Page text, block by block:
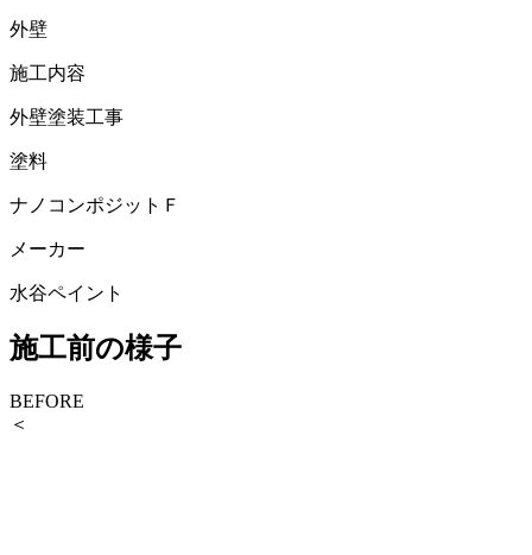
外壁
施工内容
外壁塗装工事
塗料
ナノコンポジットＦ
メーカー
水谷ペイント
施工前の様子
BEFORE
＜